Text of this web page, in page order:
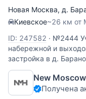
Новая Москва, д.
Киевское~26 км от
ID: 247582 · №2444
набережной и
застройка в д.
от МКАД Киевское
административный
Ключевые
New
Получена